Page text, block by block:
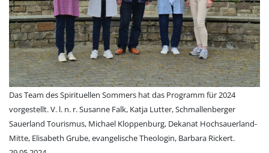
Das Team des Spirituellen Sommers hat das Programm für 2024
vorgestellt. V. l. n. r. Susanne Falk, Katja Lutter, Schmallenberger
Sauerland Tourismus, Michael Kloppenburg, Dekanat Hochsauerland-
Mitte, Elisabeth Grube, evangelische Theologin, Barbara Rickert.